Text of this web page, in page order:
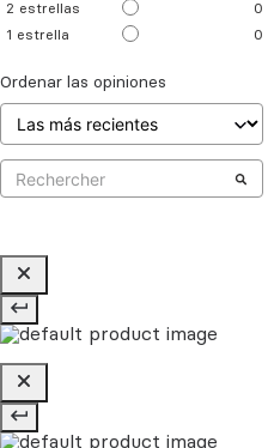
2 estrellas
0
1 estrella 0
Ordenar las opiniones